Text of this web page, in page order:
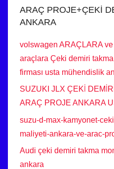
ARAÇ PROJE+ÇEKİ
ANKARA
volswagen ARAÇLARA
araçlara Çeki demiri
firması usta mühendislik
SUZUKI JLX ÇEKİ
ARAÇ PROJE ANKARA
suzu-d-max-kamyonet-
maliyeti-ankara-ve-arac-
Audi çeki demiri takma
ankara